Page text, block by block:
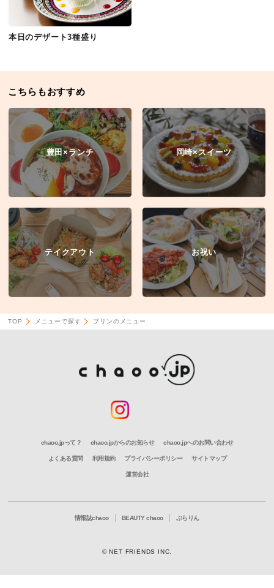
本日のデザート3種盛り
こちらもおすすめ
豊田×ランチ 岡崎×スイーツ
テイクアウト お祝い
TOP メニューで探す プリンのメニュー
chaoo.jpって？ chaoo.jpからのお知らせ chaoo.jpへのお問い合わせ
よくある質問 利用規約 プライバシーポリシー サイトマップ
運営会社
情報誌chaoo BEAUTY chaoo ぶらりん
© NET FRIENDS INC.